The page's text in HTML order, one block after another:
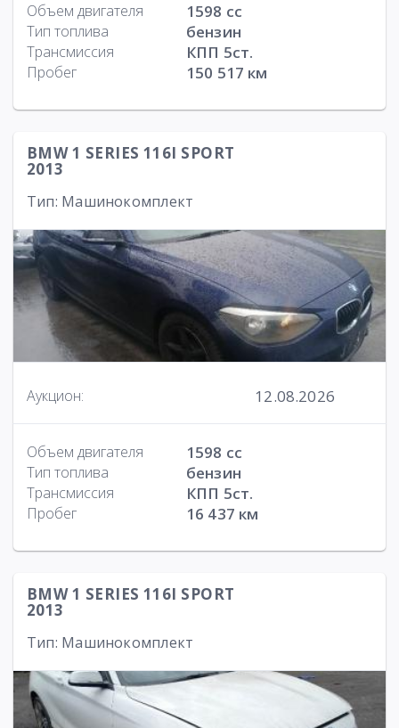
Объем двигателя 1598 cc
Тип топлива бензин
Трансмиссия КПП 5ст.
Пробег 150 517 км
BMW 1 SERIES 116I SPORT
2013
Тип: Машинокомплект
Аукцион: 12.08.2026
Объем двигателя 1598 cc
Тип топлива бензин
Трансмиссия КПП 5ст.
Пробег 16 437 км
BMW 1 SERIES 116I SPORT
2013
Тип: Машинокомплект